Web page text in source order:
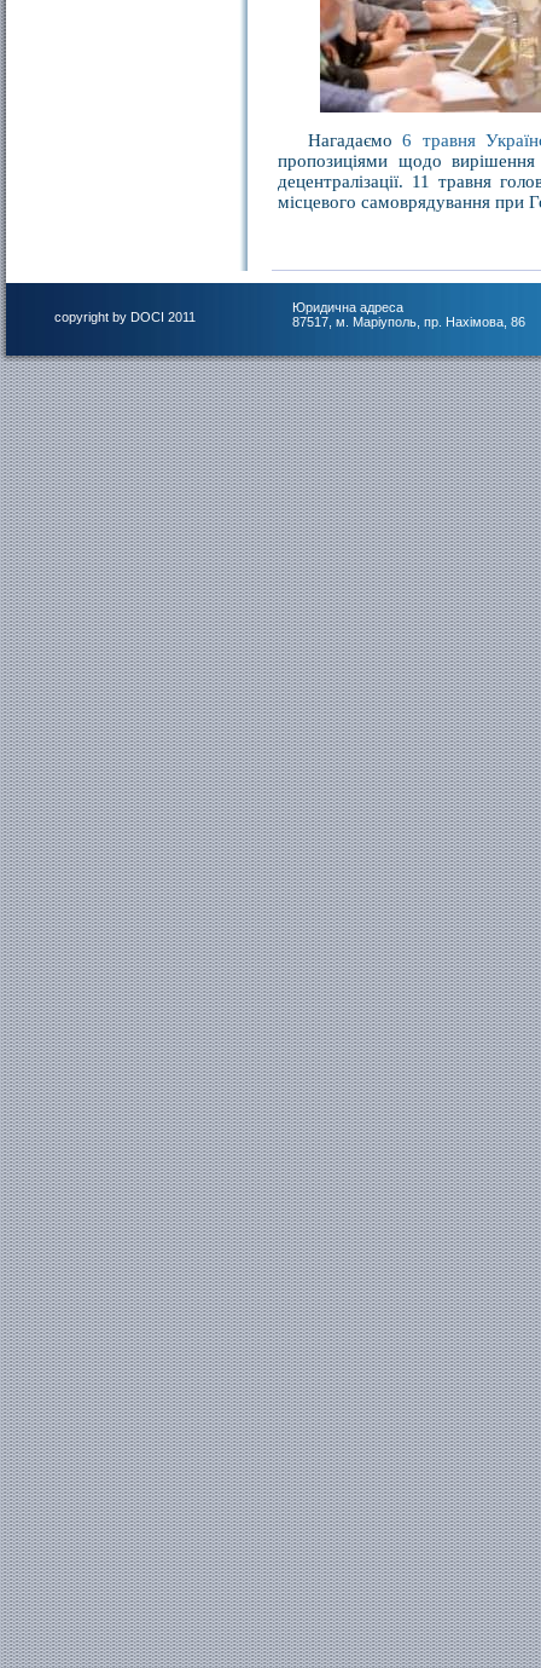
Нагадаємо6 травня
пропозиціями щодо
децентралізації. 11 травня
місцевого самоврядування при
copyright by DOCI 2011
Юридична адреса
87517, м. Маріуполь, пр. Нахімова, 86